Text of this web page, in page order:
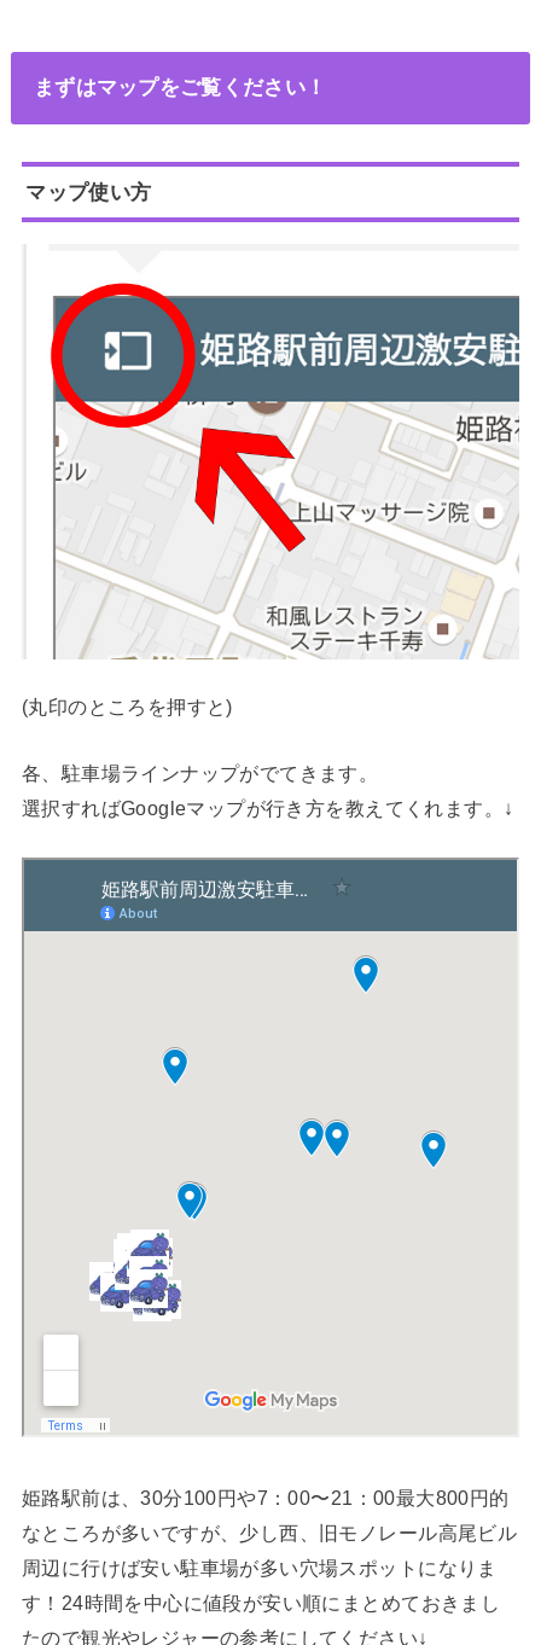
まずはマップをご覧ください！
マップ使い方
(丸印のところを押すと)
各、駐車場ラインナップがでてきます。
選択すればGoogleマップが行き方を教えてくれます。↓
姫路駅前は、30分100円や7：00〜21：00最大800円的
なところが多いですが、少し西、旧モノレール高尾ビル
周辺に行けば安い駐車場が多い穴場スポットになりま
す！24時間を中心に値段が安い順にまとめておきまし
たので観光やレジャーの参考にしてください↓